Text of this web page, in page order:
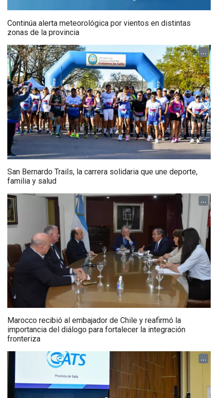
Continúa alerta meteorológica por vientos en distintas
zonas de la provincia
...
San Bernardo Trails, la carrera solidaria que une deporte,
familia y salud
...
Marocco recibió al embajador de Chile y reafirmó la
importancia del diálogo para fortalecer la integración
fronteriza
...